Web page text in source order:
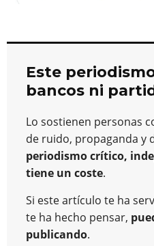
Este
bancos ni
Lo sostienen personas
de ruido, propaganda y
periodismo crítico,
tiene un coste.
Si este artículo te ha
te ha hecho pensar,
publicando.